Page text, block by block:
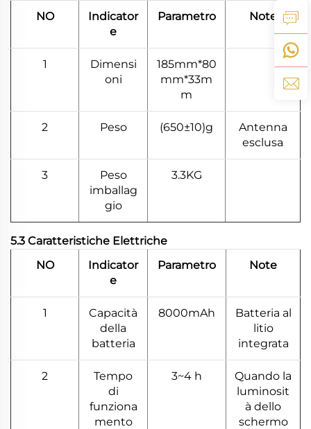
NO
Indicator
e
Parametro Note
1
Dimensi
oni
185mm*80
mm*33m
m
2 Peso (650±10)g
Antenna
esclusa
3
Peso
imballag
gio
3.3KG
5.3 Caratteristiche Elettriche
NO
Indicator
e
Parametro Note
1
Capacità
della
batteria
8000mAh
Batteria al
litio
integrata
2
Tempo
di
funziona
mento
3~4 h
Quando la
luminosit
à dello
schermo